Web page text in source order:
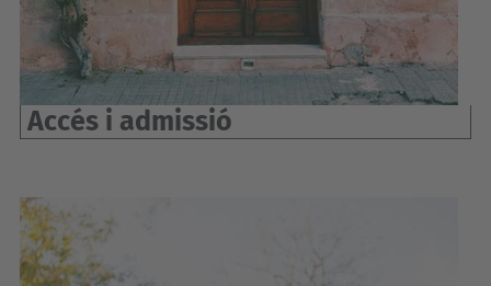
Accés i admissió